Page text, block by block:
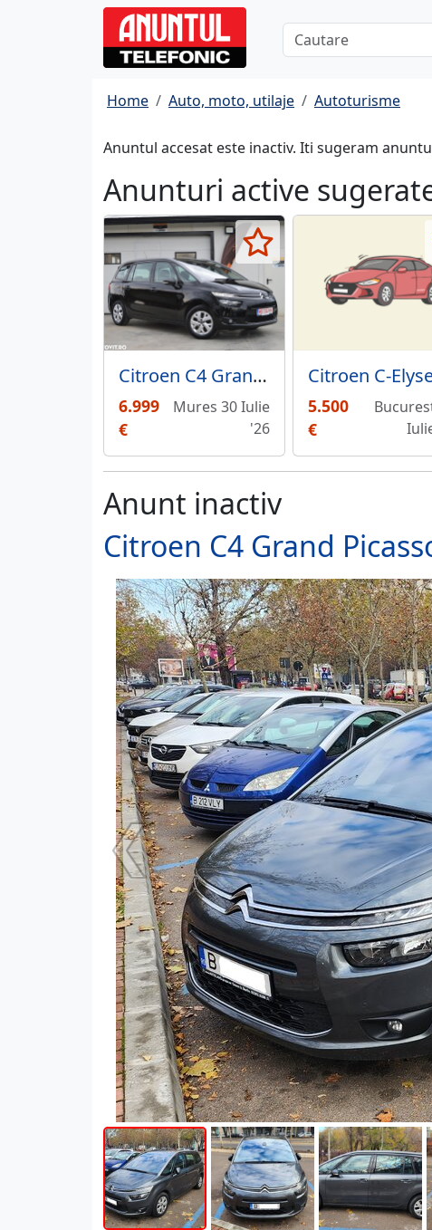
Home Auto, moto, utilaje Autoturisme
Anuntul accesat este inactiv. Iti sugeram
Anunturi active
Citroen C4 Grand Picasso
6.999
€
Mures 30 Iulie
'26
Citroen C-
5.500
€
Anunt inactiv
Citroen C4 Grand